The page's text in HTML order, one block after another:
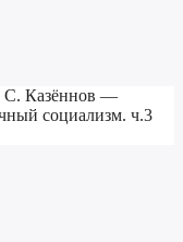
С. Казённов —
социализм. ч.3